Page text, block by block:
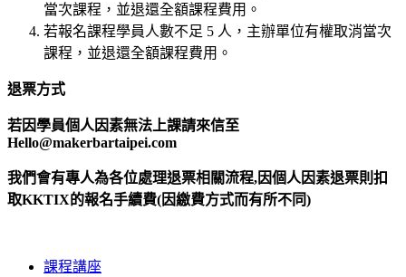
當次課程，並退還全額課程費用。
若報名課程學員人數不足 5 人，主辦單位有權取消當次
課程，並退還全額課程費用。
退票方式
若因學員個人因素無法上課請來信至
Hello@makerbartaipei.com
我們會有專人為各位處理退票相關流程,因個人因素退票則扣
取KKTIX的報名手續費(因繳費方式而有所不同)
課程講座